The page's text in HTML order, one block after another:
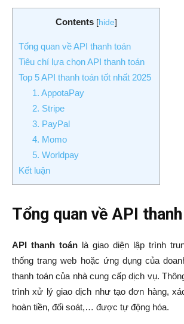
Contents [hide]
Tổng quan về API thanh toán
Tiêu chí lựa chọn API thanh toán
Top 5 API thanh toán tốt nhất 2025
1. AppotaPay
2. Stripe
3. PayPal
4. Momo
5. Worldpay
Kết luận
Tổng quan về API
API thanh toán là giao diện lập trình
thống trang web hoặc ứng dụng của
thanh toán của nhà cung cấp dịch vụ.
trình xử lý giao dịch như tạo đơn hàng,
hoàn tiền, đối soát,… được tự động hóa.